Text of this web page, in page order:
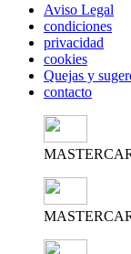
Aviso Legal
condiciones
privacidad
cookies
Quejas y
contacto